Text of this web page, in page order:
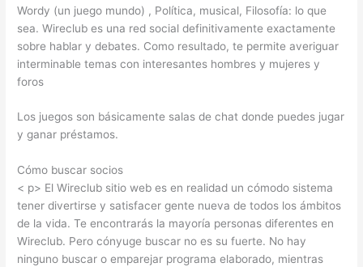
Wordy (un juego mundo) , Política, musical, Filosofía: lo que
sea. Wireclub es una red social definitivamente exactamente
sobre hablar y debates. Como resultado, te permite averiguar
interminable temas con interesantes hombres y mujeres y
foros
Los juegos son básicamente salas de chat donde puedes jugar
y ganar préstamos.
Cómo buscar socios
< p> El Wireclub sitio web es en realidad un cómodo sistema
tener divertirse y satisfacer gente nueva de todos los ámbitos
de la vida. Te encontrarás la mayoría personas diferentes en
Wireclub. Pero cónyuge buscar no es su fuerte. No hay
ninguno buscar o emparejar programa elaborado, mientras